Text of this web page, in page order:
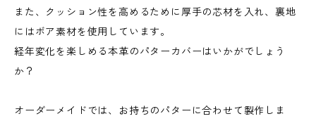
また、クッション性を高めるために厚手の芯材を入れ、裏地
にはボア素材を使用しています。
経年変化を楽しめる本革のパターカバーはいかがでしょう
か？
オーダーメイドでは、お持ちのパターに合わせて製作しま